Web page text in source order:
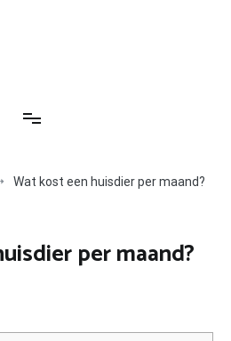
Wat kost een huisdier per maand?
per maand?